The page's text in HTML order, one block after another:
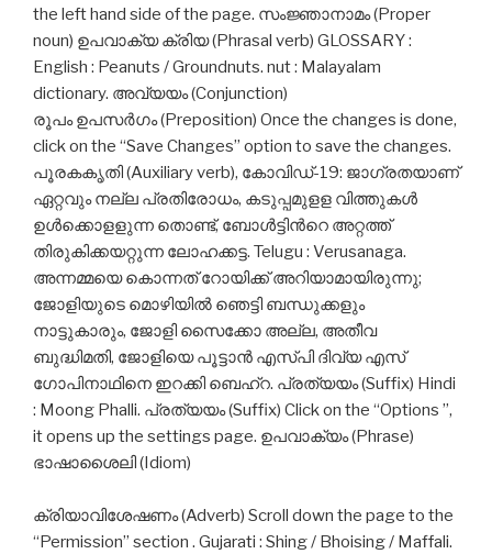
the left hand side of the page. സംജ്ഞാനാമം (Proper
noun) ഉപവാക്യ ക്രിയ (Phrasal verb) GLOSSARY :
English : Peanuts / Groundnuts. nut : Malayalam
dictionary. അവ്യയം (Conjunction)
രൂപം ഉപസര്‍ഗം (Preposition) Once the changes is done,
click on the “Save Changes” option to save the changes.
പൂരകകൃതി (Auxiliary verb), കോവിഡ്-19: ജാഗ്രതയാണ്
ഏറ്റവും നല്ല പ്രതിരോധം, കടുപ്പമുളള വിത്തുകള്‍
ഉള്‍ക്കൊളളുന്ന തൊണ്ട്, ബോള്‍ട്ടിന്‍റെ അറ്റത്ത്
തിരുകിക്കയറ്റുന്ന ലോഹക്കട്ട. Telugu : Verusanaga.
അന്നമ്മയെ കൊന്നത് റോയിക്ക് അറിയാമായിരുന്നു;
ജോളിയുടെ മൊഴിയില്‍ ഞെട്ടി ബന്ധുക്കളും
നാട്ടുകാരും, ജോളി സൈക്കോ അല്ല, അതീവ
ബുദ്ധിമതി, ജോളിയെ പൂട്ടാൻ എസ്പി ദിവ്യ എസ്
ഗോപിനാഥിനെ ഇറക്കി ബെഹ്റ. പ്രത്യയം (Suffix) Hindi
: Moong Phalli. പ്രത്യയം (Suffix) Click on the “Options ”,
it opens up the settings page. ഉപവാക്യം (Phrase)
ഭാഷാശൈലി (Idiom)
ക്രിയാവിശേഷണം (Adverb) Scroll down the page to the
“Permission” section . Gujarati : Shing / Bhoising / Maffali.